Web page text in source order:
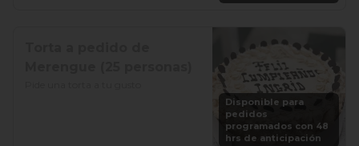
Disponible para
pedidos
programados con 48
hrs de anticipación